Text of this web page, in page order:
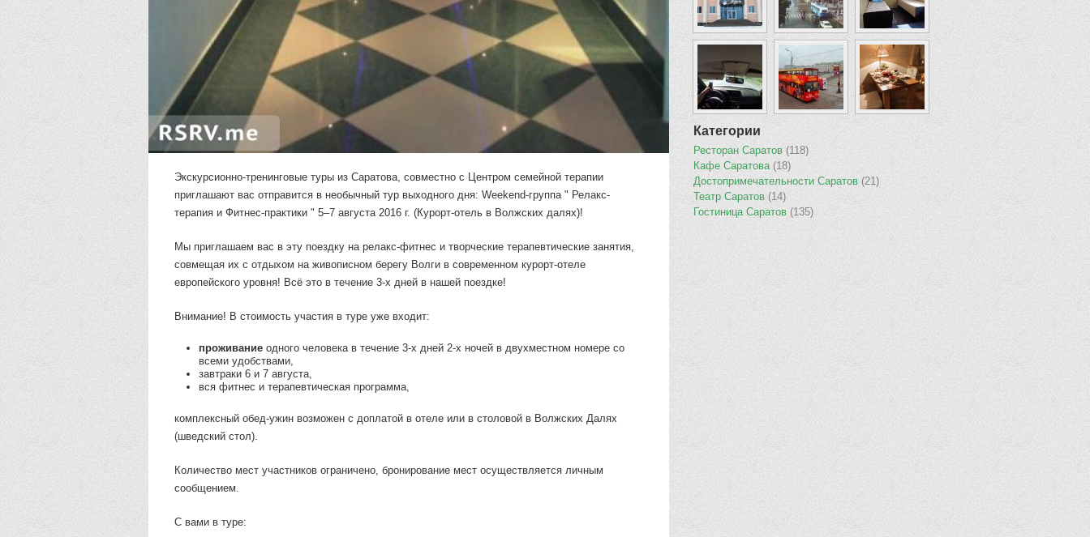
Экскурсионно-тренинговые туры из Саратова, совместно с Центром семейной терапии
приглашают вас отправится в необычный тур выходного дня: Weekend-группа " Релакс-
терапия и Фитнес-практики " 5–7 августа 2016 г. (Курорт-отель в Волжских далях)!
Мы приглашаем вас в эту поездку на релакс-фитнес и творческие терапевтические занятия,
совмещая их с отдыхом на живописном берегу Волги в современном курорт-отеле
европейского уровня! Всё это в течение 3-х дней в нашей поездке!
Внимание! В стоимость участия в туре уже входит:
проживание одного человека в течение 3-х дней 2-х ночей в двухместном номере со
всеми удобствами,
завтраки 6 и 7 августа,
вся фитнес и терапевтическая программа,
комплексный обед-ужин возможен с доплатой в отеле или в столовой в Волжских Далях
(шведский стол).
Количество мест участников ограничено, бронирование мест осуществляется личным
сообщением.
С вами в туре:
Категории
Ресторан Саратов (118)
Кафе Саратова (18)
Достопримечательности Саратов (21)
Театр Саратов (14)
Гостиница Саратов (135)